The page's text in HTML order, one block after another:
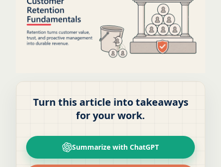
Turn this article into takeaways
for your work.
Summarize with ChatGPT